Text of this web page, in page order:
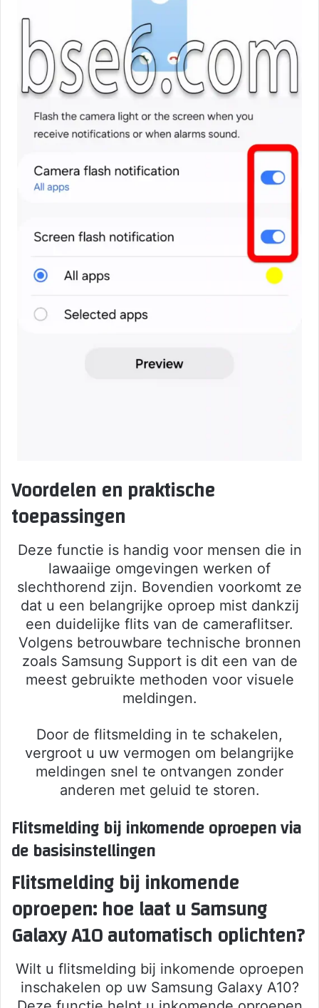
Voordelen en praktische
toepassingen
Deze functie is handig voor mensen die in
lawaaiige omgevingen werken of
slechthorend zijn. Bovendien voorkomt ze
dat u een belangrijke oproep mist dankzij
een duidelijke flits van de cameraflitser.
Volgens betrouwbare technische bronnen
zoals Samsung Support is dit een van de
meest gebruikte methoden voor visuele
meldingen.
Door de flitsmelding in te schakelen,
vergroot u uw vermogen om belangrijke
meldingen snel te ontvangen zonder
anderen met geluid te storen.
Flitsmelding bij inkomende oproepen via
de basisinstellingen
Flitsmelding bij inkomende
oproepen: hoe laat u Samsung
Galaxy A10 automatisch oplichten?
Wilt u flitsmelding bij inkomende oproepen
inschakelen op uw Samsung Galaxy A10?